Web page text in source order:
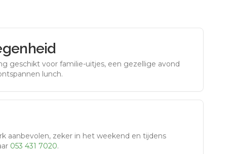
geschikt voor familie-uitjes, een gezellige avond
lunch.
aanbevolen, zeker in het weekend en tijdens
053 431 7020.